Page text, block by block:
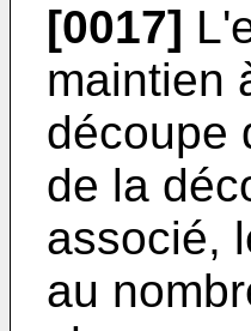
[0017]
maintien
découpe
de la
associé,
au